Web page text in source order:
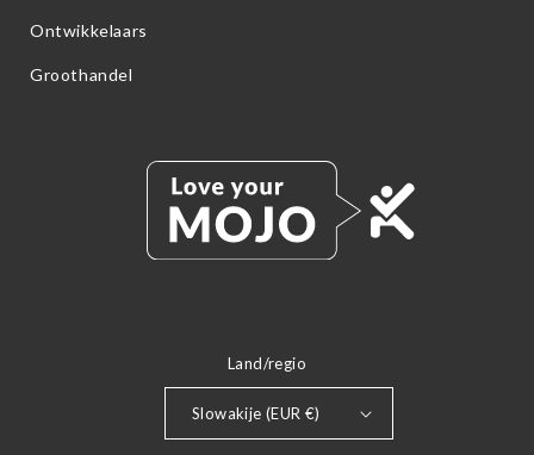
Ontwikkelaars
Groothandel
Land/regio
Slowakije (EUR €)